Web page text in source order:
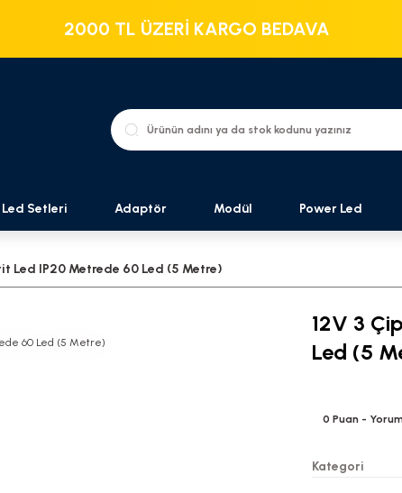
2000 TL ÜZERİ KARGO BEDAVA
Setleri Adaptör Modül Power Led
Led IP20 Metrede 60 Led (5 Metre)
12V 3
Led (5
0 Puan -
Kategori